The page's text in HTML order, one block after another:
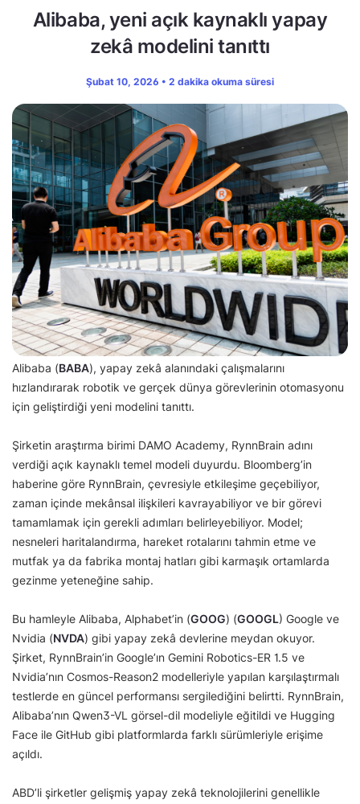
Alibaba, yeni açık kaynaklı yapay
zekâ modelini tanıttı
Şubat 10, 2026 • 2 dakika okuma süresi
Alibaba (BABA), yapay zekâ alanındaki çalışmalarını
hızlandırarak robotik ve gerçek dünya görevlerinin otomasyonu
için geliştirdiği yeni modelini tanıttı.
Şirketin araştırma birimi DAMO Academy, RynnBrain adını
verdiği açık kaynaklı temel modeli duyurdu. Bloomberg’in
haberine göre RynnBrain, çevresiyle etkileşime geçebiliyor,
zaman içinde mekânsal ilişkileri kavrayabiliyor ve bir görevi
tamamlamak için gerekli adımları belirleyebiliyor. Model;
nesneleri haritalandırma, hareket rotalarını tahmin etme ve
mutfak ya da fabrika montaj hatları gibi karmaşık ortamlarda
gezinme yeteneğine sahip.
Bu hamleyle Alibaba, Alphabet’in (GOOG) (GOOGL) Google ve
Nvidia (NVDA) gibi yapay zekâ devlerine meydan okuyor.
Şirket, RynnBrain’in Google’ın Gemini Robotics-ER 1.5 ve
Nvidia’nın Cosmos-Reason2 modelleriyle yapılan karşılaştırmalı
testlerde en güncel performansı sergilediğini belirtti. RynnBrain,
Alibaba’nın Qwen3-VL görsel-dil modeliyle eğitildi ve Hugging
Face ile GitHub gibi platformlarda farklı sürümleriyle erişime
açıldı.
ABD’li şirketler gelişmiş yapay zekâ teknolojilerini genellikle